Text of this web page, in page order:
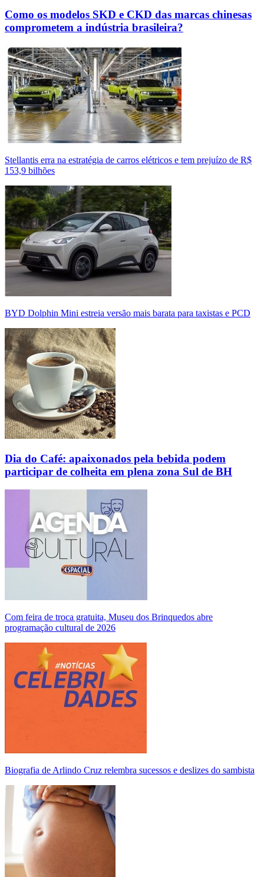
Como os modelos SKD e CKD das marcas chinesas
comprometem a indústria brasileira?
Stellantis erra na estratégia de carros elétricos e tem prejuízo de R$
153,9 bilhões
BYD Dolphin Mini estreia versão mais barata para taxistas e PCD
Dia do Café: apaixonados pela bebida podem
participar de colheita em plena zona Sul de BH
Com feira de troca gratuita, Museu dos Brinquedos abre
programação cultural de 2026
Biografia de Arlindo Cruz relembra sucessos e deslizes do sambista